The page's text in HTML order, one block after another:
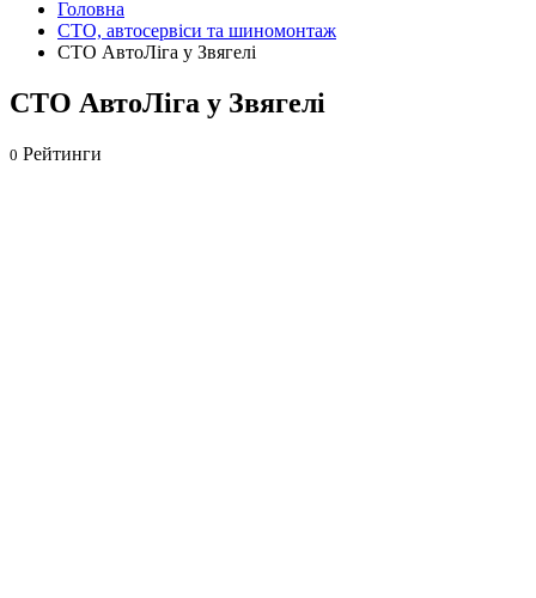
Головна
СТО, автосервіси та шиномонтаж
СТО АвтоЛіга у Звягелі
СТО АвтоЛіга у Звягелі
0 Рейтинги